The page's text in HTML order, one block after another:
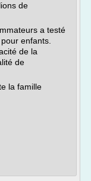
de
a testé
enfants.
de la
de
la famille